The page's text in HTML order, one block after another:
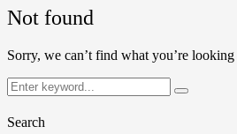
Not found
Sorry, we can’t find what you’re looking
Search
for:
Search
Search